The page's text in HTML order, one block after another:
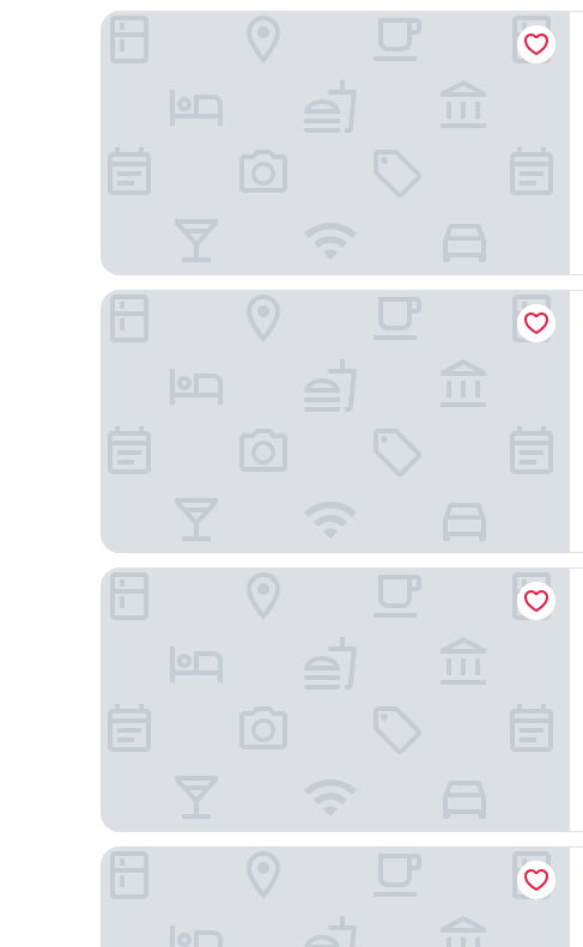
Nester Finn Square Victoria
SonoLux
Le Westin Montréal
LE PENNY LANE PAR DOJOSTAYS